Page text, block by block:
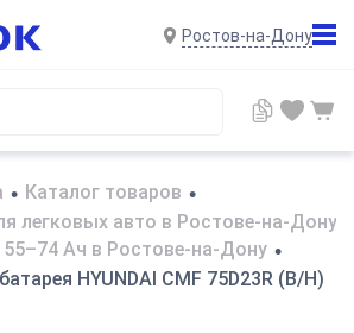
Ростов-на-Дону
• Каталог товаров •
легковых авто в Ростове-на-Дону
Ач в Ростове-на-Дону •
HYUNDAI CMF 75D23R (B/H)